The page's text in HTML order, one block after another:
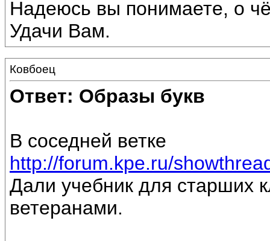
Надеюсь вы понимаете, о
Удачи Вам.
Ковбоец
Ответ: Образы букв
В соседней ветке
http://forum.kpe.ru/
Дали учебник для старших
ветеранами.